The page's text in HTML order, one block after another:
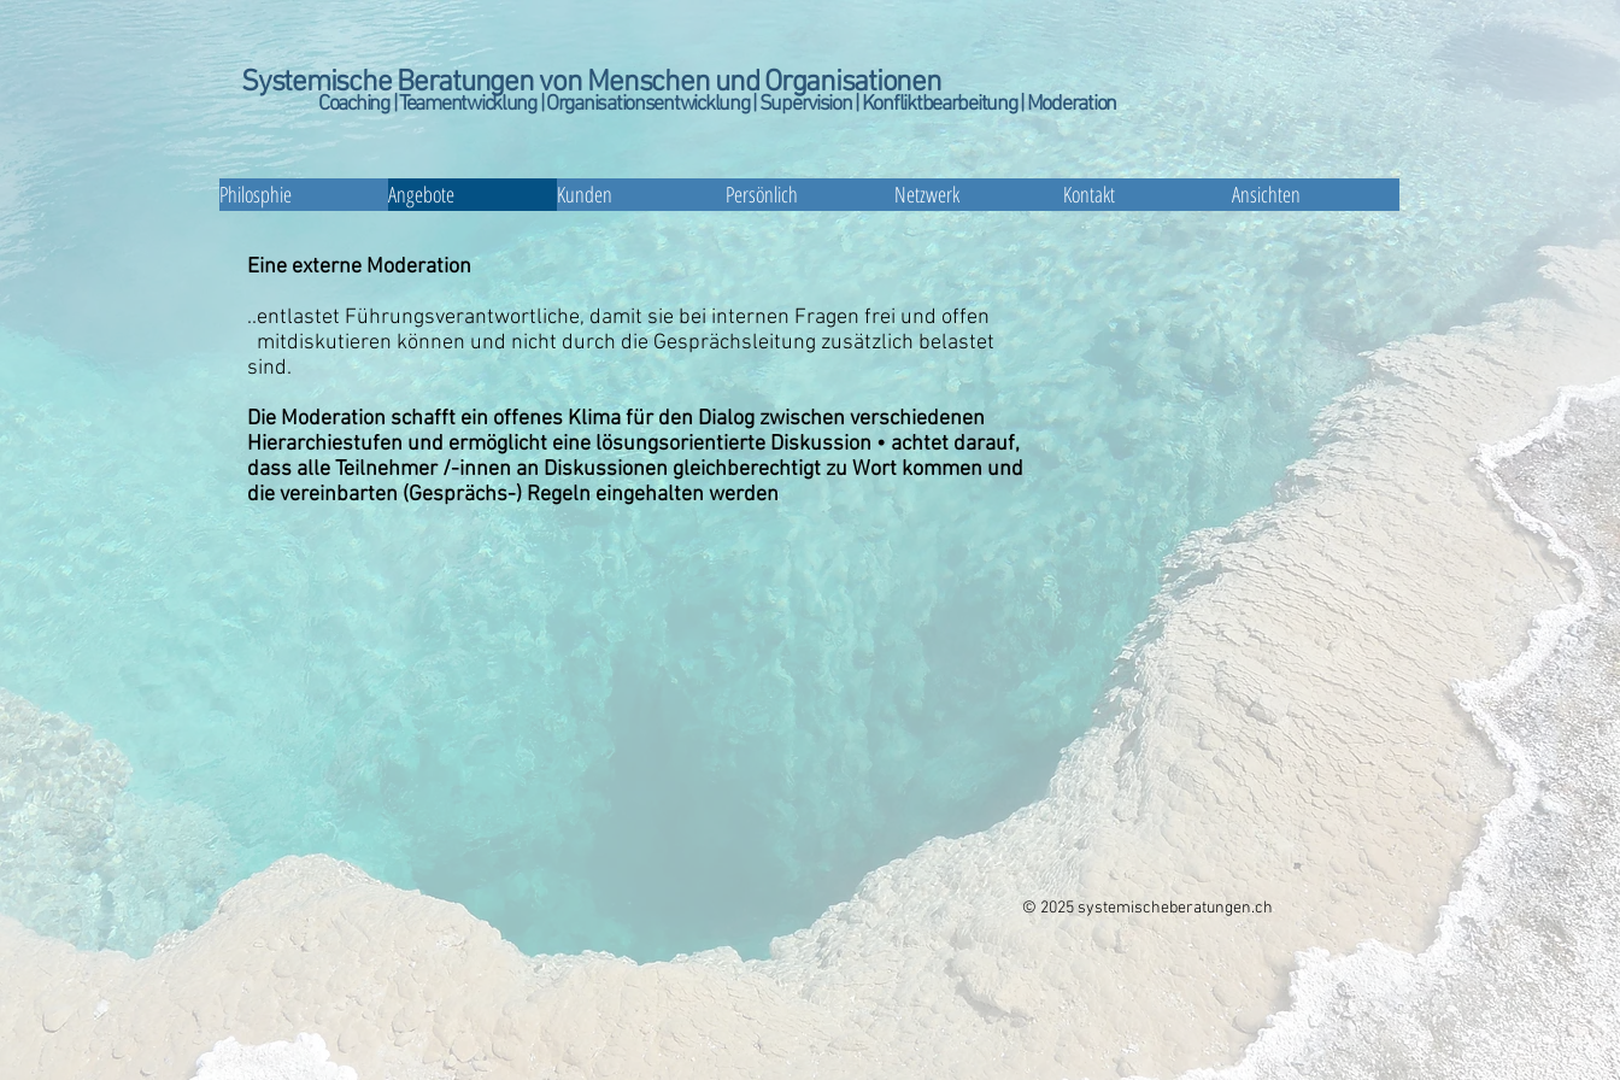
Systemische Beratungen von Menschen und Organisationen
Coaching | Teamentwicklung | Organisationsentwicklung | Supervision | Konfliktbearbeitung | Moderation
Philosphie Angebote Kunden Persönlich Netzwerk Kontakt Ansichten
Eine externe Moderation
..entlastet Führungsverantwortliche, damit sie bei internen Fragen frei und offen
mitdiskutieren können und nicht durch die Gesprächsleitung zusätzlich belastet
sind.
Die Moderation schafft ein offenes Klima für den Dialog zwischen verschiedenen
Hierarchiestufen und ermöglicht eine lösungsorientierte Diskussion • achtet darauf,
dass alle Teilnehmer /-innen an Diskussionen gleichberechtigt zu Wort kommen und
die vereinbarten (Gesprächs-) Regeln eingehalten werden
© 2025 systemischeberatungen.ch